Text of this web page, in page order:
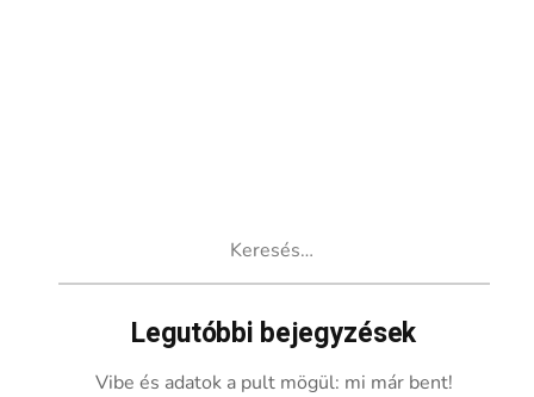
Legutóbbi bejegyzések
Vibe és adatok a pult mögül: mi már bent!